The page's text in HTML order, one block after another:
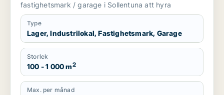
fastighetsmark / garage i Sollentuna att hyra
Type
Lager, Industrilokal, Fastighetsmark, Garage
Storlek
100 - 1 000 m2
Max. per månad